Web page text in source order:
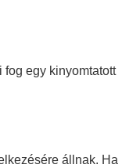
fogegy kinyomtatott
állnak. Ha